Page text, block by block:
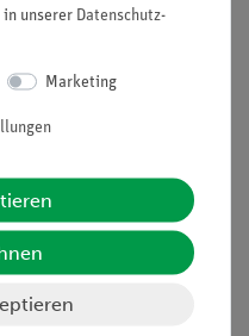
Service
Übersicht Service
unserer Daten­schutz­
Marketing